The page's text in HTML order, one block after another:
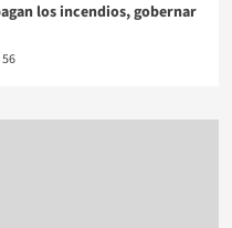
los incendios, gobernar
56